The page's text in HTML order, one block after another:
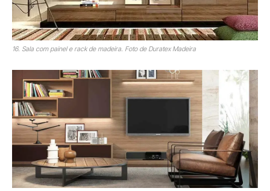
16. Sala com painel e rack de madeira. Foto de Duratex Madeira